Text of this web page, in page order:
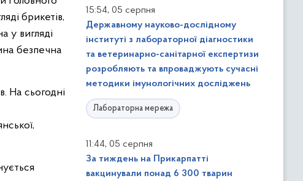
брикетів,
у вигляді
безпечна
На сьогодні
15:54, 05 серпня
Державному науково-дослідному
інституті з лабораторної діагностики
та ветеринарно-санітарної експертизи
розробляють та впроваджують сучасні
методики імунологічних досліджень
Лабораторна мережа
11:44, 05 серпня
За тиждень на Прикарпатті
вакцинували понад 6 300 тварин